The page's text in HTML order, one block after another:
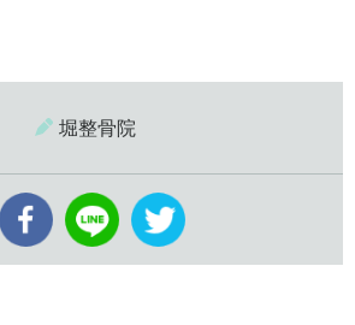
堀整骨院